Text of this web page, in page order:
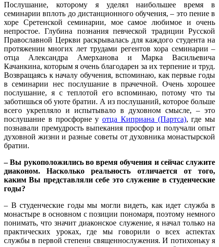
Послушание, которому я уделял наибольшее время в
семинарии вплоть до дистанционного обучения, – это пение в
хоре Сретенской семинарии, мое самое любимое и очень
непростое. Глубина познания певческой традиции Русской
Православной Церкви раскрывалась для каждого студента на
протяжении многих лет трудами регентов хора семинарии –
отца Александра Амерханова и Марка Васильевича
Качанкина, которым я очень благодарен за их терпение и труд.
Возвращаясь к началу обучения, вспоминаю, как первые годы
в семинарии нес послушание в прачечной. Очень хорошее
послушание, я с теплотой его вспоминаю, потому что ты
заботишься об уюте братии. А из послушаний, которое больше
всего укрепляло и испытывало в духовном смысле, – это
послушание в просфорне у отца Киприана (Партса), где мы
познавали премудрость выпекания просфор и получали опыт
духовной жизни и разные советы от духовника монастырской
братии.
– Вы рукоположились во время обучения и сейчас служите
диаконом. Насколько реальность отличается от того,
каким Вы представляли себе это служение в студенческие
годы?
– В студенческие годы мы могли видеть, как идет служба в
монастыре в основном с позиции пономаря, поэтому немного
понимать, что значит диаконское служение, я начал только на
практических уроках, где мы говорили о всех аспектах
службы в первой степени священнослужения. И потихоньку я